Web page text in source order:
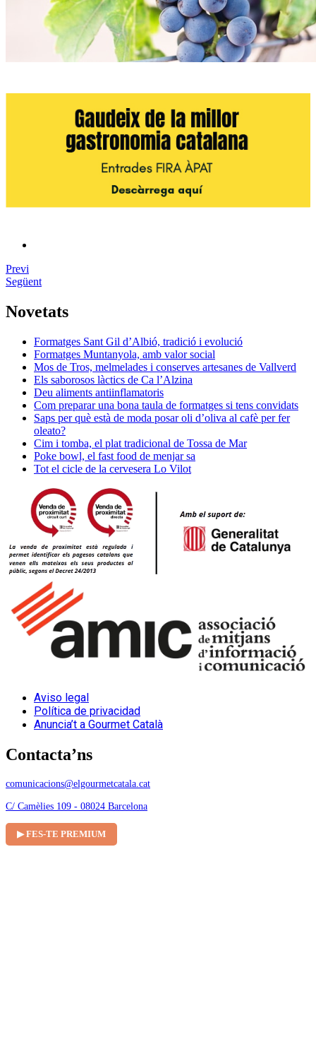
Previ
Següent
Novetats
Formatges Sant Gil d’Albió, tradició i evolució
Formatges Muntanyola, amb valor social
Mos de Tros, melmelades i conserves artesanes de Vallverd
Els saborosos làctics de Ca l’Alzina
Deu aliments antiinflamatoris
Com preparar una bona taula de formatges si tens convidats
Saps per què està de moda posar oli d’oliva al cafè per fer
oleato?
Cim i tomba, el plat tradicional de Tossa de Mar
Poke bowl, el fast food de menjar sa
Tot el cicle de la cervesera Lo Vilot
Aviso legal
Política de privacidad
Anuncia’t a Gourmet Català
Contacta’ns
comunicacions@elgourmetcatala.cat
C/ Camèlies 109 - 08024 Barcelona
▶ FES-TE PREMIUM